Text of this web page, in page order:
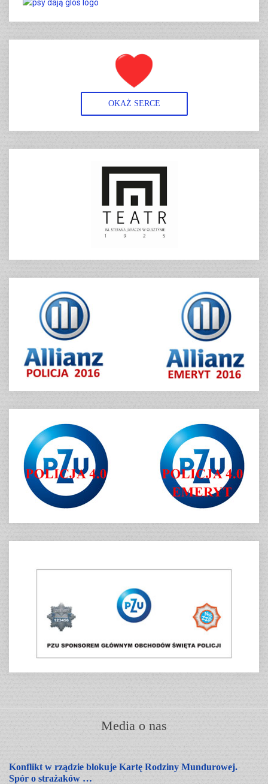
OKAŻ SERCE
Media o nas
Konflikt w rządzie blokuje Kartę Rodziny Mundurowej.
Spór o strażaków …